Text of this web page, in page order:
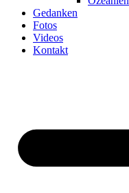
Gedanken
Fotos
Videos
Kontakt